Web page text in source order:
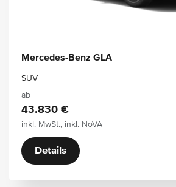
Mercedes-Benz GLA
SUV
ab
43.830 €
inkl. MwSt., inkl. NoVA
Details